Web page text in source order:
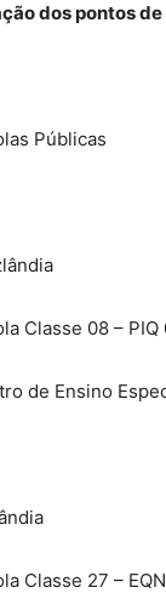
dos pontos
Públicas
Classe 08 –
de Ensino
Classe 27 –